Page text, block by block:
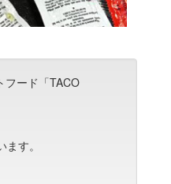
フード「TACO
す。